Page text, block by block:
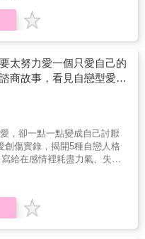
去辨識，自己的界線與渴
談性說愛這不是單純否
是一場對自由愛情的深思探
是否能夠豐富一段關係。作
述了開放婚姻如何成為一個熔
伴侶與他人的愛更臻深化。
（The Financial Times）本
式婚姻的故事，細緻描繪她
與彼此關係的過程中，如何
帶來的挑戰、嫉妒與喜悅。
The New York Times）一
坦率地直面性、嫉妒、快樂
《柯克斯書評》（Kirkus
不能完整地做自己」。這場
標準答案，也不一定灌著糖
步步靠近，那個最真實、最
多重關係資源網發起人很多時
，真沒道理，有點刺激、驚
痛苦。我說的是閱讀此書的
在探索自我與親密關係時的
坦誠、赤裸而直接的筆觸，
姻中的探索，她的焦慮、反
掩地攤在讀者面前。雖然讀
得好煩、疲憊，想逃開那些
同時，也讓我想更誠實地面
談性說愛這不是單純否
是一場對自由愛情的深思探
是否能夠豐富一段關係。作
哲｜哇賽心理學創辦人兼總
高中圖書館主任/作家謝文憲
想努力的你：讓理性守護愛，
而有界線的共處。【本書特
突情境縮影：從家務、金錢、
趣四型動物心理測驗：快速辨
類型，了解彼此在關係中的
實用對話教戰指南：收錄煞車
實用句型與溝通範例，讓你
用。‧運用AI為感情儲值：分
「情緒勒索」與「煤氣燈操
你不再受困於愛，而是能清
（按姓名筆劃排序）李家雯
哲｜哇賽心理學創辦人兼總
高中圖書館主任/作家謝文憲
作家蘇絢慧｜璞成心遇空間
被冒犯 自己關愛自己，而
潰狀態時還要關愛自己 看
下提供幫助
在一段親密關係中，卻仍然
失調的親密關係親密關係在
是消耗？當你們的能量過
能逐漸失調： 你和伴侶之
伴侶之間的正向情緒在減少
矛盾、無法解決問題短期戀
守靠清醒？──愛人需要能力
邊界嗎？如果兩個人在感情
會隨之消失 你們愛自己
人，會不斷向對方索愛，難
你們有共同的目標嗎？親密
活，更是共同成長關係越是
在對方邀請時表達或給予建
被冒犯 自己關愛自己，而
潰狀態時還要關愛自己 看
力，以及在這次衝突中的改
經驗告訴讀者：當你不得不
暴力的傷害或孤立無援的法
何善用法律扶助與社會資源、
A4紙」背後的心酸與力量，
況與教育，最終守住了孩子
個主題獨立簡潔，你可以放
檔時隨意挑一章節閱讀。作
經歷過失敗、痛苦與委屈，
被愛。這本書寫給正在經歷
仍在掙扎、猶豫、甚至還沒
離婚，你還是要好好的。用
們愛的真諦！婚姻破碎之
要太努力愛一個只愛自己的
商故事，看見自戀型愛情
識、修復與離開
，卻一點一點變成自己討厭
創傷實錄，揭開5種自戀人格
給在感情裡耗盡力氣、失去
值得被愛。起初，他充滿魅
們一拍即合，你以為自己終
後來，你發現他總是不願傾